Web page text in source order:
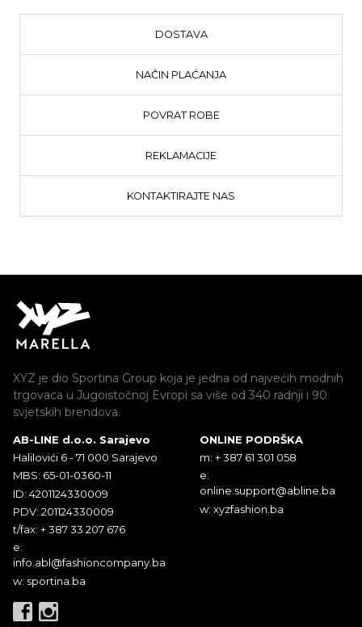
DOSTAVA
NAČIN PLAĆANJA
POVRAT ROBE
REKLAMACIJE
KONTAKTIRAJTE NAS
XYZ je dio Sportina Group koja je jedna od najvećih modnih
trgovaca u Jugoistočnoj Evropi sa više od 340 radnji i 90
svjetskih brendova.
AB-LINE d.o.o. Sarajevo
Halilovići 6 - 71 000 Sarajevo
MBS: 65-01-0360-11
ID: 4201124330009
PDV: 201124330009
t/fax: + 387 33 207 676
e:
info.abl@fashioncompany.ba
w: sportina.ba
ONLINE PODRŠKA
m: + 387 61 301 058
e:
online.support@abline.ba
w: xyzfashion.ba